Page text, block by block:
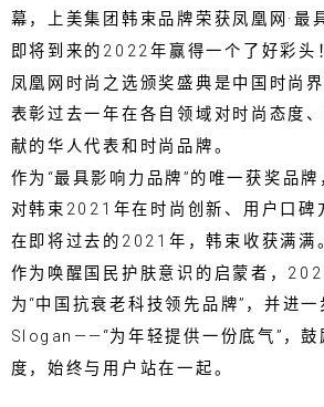
幕，上美集团韩束品牌荣获凤凰网·最
即将到来的2022年赢得一个了好彩头
凤凰网时尚之选颁奖盛典是中国时尚
表彰过去一年在各自领域对时尚态度
献的华人代表和时尚品牌。
作为“最具影响力品牌”的唯一获奖品
对韩束2021年在时尚创新、用户口碑
在即将过去的2021年，韩束收获满满
作为唤醒国民护肤意识的启蒙者，
为“中国抗衰老科技领先品牌”，并进
Slogan——“为年轻提供一份底气”，鼓
度，始终与用户站在一起。